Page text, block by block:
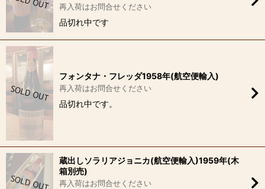
再入荷はお問合せください
品切れ中です
フォンタナ・フレッダ1958年(航空便輸入)
再入荷はお問合せください
品切れ中です。
蔵出しソラリアジョニカ(航空便輸入)1959年(木
箱別売)
再入荷はお問合せください